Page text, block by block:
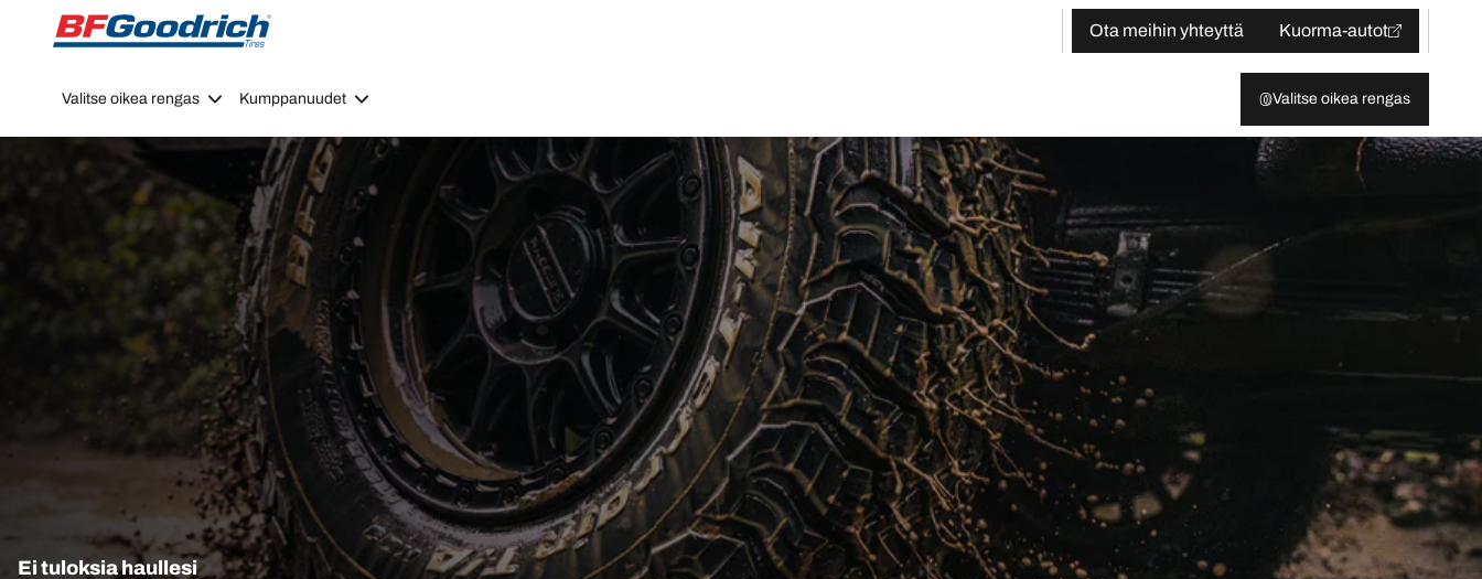
Go to page content
Go to page navigation
Ota meihin yhteyttä
Kuorma-autot
Valitse oikea rengas Kumppanuudet Valitse oikea rengas
Ei tuloksia haullesi